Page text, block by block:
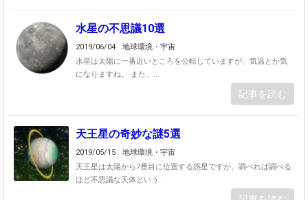
水星の不思議10選
2019/06/04
地球環境・宇宙
水星は太陽に一番近いところを公転していますが、気温とか気
になりますね。 また、...
記事を読む
天王星の奇妙な謎5選
2019/05/15
地球環境・宇宙
天王星は太陽から7番目に位置する惑星ですが、調べれば調べる
ほど不思議な天体という...